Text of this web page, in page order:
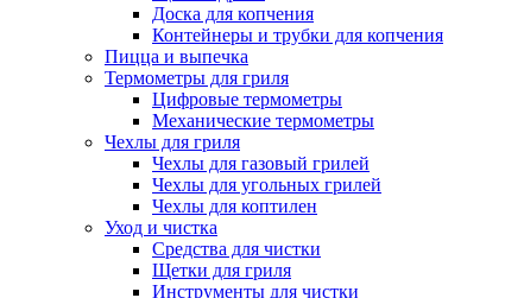
Доска для копчения
Контейнеры и трубки для копчения
Пицца и выпечка
Термометры для гриля
Цифровые термометры
Механические термометры
Чехлы для гриля
Чехлы для газовый грилей
Чехлы для угольных грилей
Чехлы для коптилен
Уход и чистка
Средства для чистки
Щетки для гриля
Инструменты для чистки